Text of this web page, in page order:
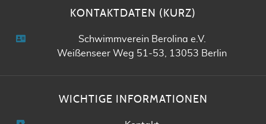
KONTAKTDATEN (KURZ)
Schwimmverein Berolina e.V.
Weißenseer Weg 51-53, 13053 Berlin
WICHTIGE INFORMATIONEN